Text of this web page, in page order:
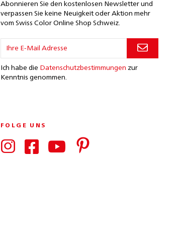
Abonnieren Sie den kostenlosen Newsletter und
verpassen Sie keine Neuigkeit oder Aktion mehr
vom Swiss Color Online Shop Schweiz.
Ich habe die Datenschutzbestimmungen zur
Kenntnis genommen.
FOLGE UNS